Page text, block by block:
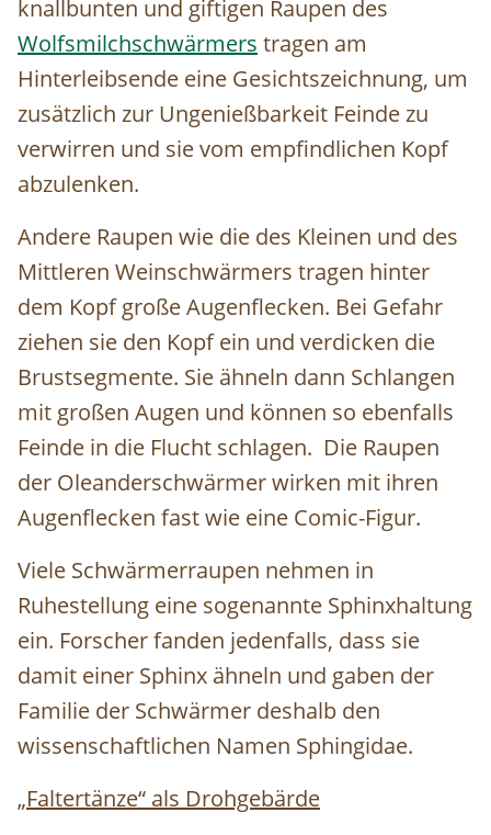
knallbunten und giftigen Raupen des
Wolfsmilchschwärmers tragen am
Hinterleibsende eine Gesichtszeichnung, um
zusätzlich zur Ungenießbarkeit Feinde zu
verwirren und sie vom empfindlichen Kopf
abzulenken.
Andere Raupen wie die des Kleinen und des
Mittleren Weinschwärmers tragen hinter
dem Kopf große Augenflecken. Bei Gefahr
ziehen sie den Kopf ein und verdicken die
Brustsegmente. Sie ähneln dann Schlangen
mit großen Augen und können so ebenfalls
Feinde in die Flucht schlagen. Die Raupen
der Oleanderschwärmer wirken mit ihren
Augenflecken fast wie eine Comic-Figur.
Viele Schwärmerraupen nehmen in
Ruhestellung eine sogenannte Sphinxhaltung
ein. Forscher fanden jedenfalls, dass sie
damit einer Sphinx ähneln und gaben der
Familie der Schwärmer deshalb den
wissenschaftlichen Namen Sphingidae.
„Faltertänze“ als Drohgebärde